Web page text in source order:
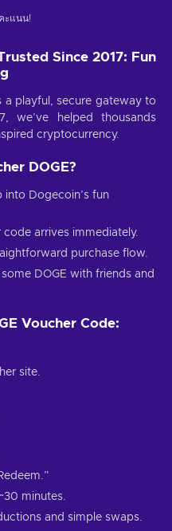
ะแนน!
Since 2017: Fun
a playful, secure gateway to
we’ve helped thousands
cryptocurrency.
DOGE?
into Dogecoin’s fun
code arrives immediately.
purchase flow.
some DOGE with friends and
Voucher Code:
site.
minutes.
and simple swaps.